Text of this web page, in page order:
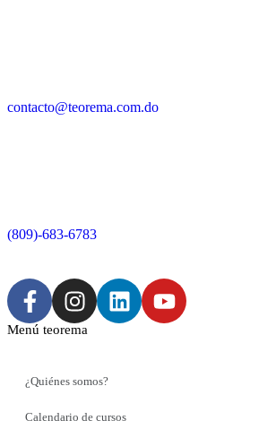
contacto@teorema.com.do
(809)-683-6783
Menú teorema
¿Quiénes somos?
Calendario de cursos